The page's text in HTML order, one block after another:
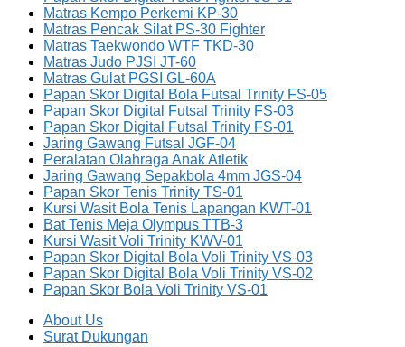
Matras Kempo Perkemi KP-30
Matras Pencak Silat PS-30 Fighter
Matras Taekwondo WTF TKD-30
Matras Judo PJSI JT-60
Matras Gulat PGSI GL-60A
Papan Skor Digital Bola Futsal Trinity FS-05
Papan Skor Digital Futsal Trinity FS-03
Papan Skor Digital Futsal Trinity FS-01
Jaring Gawang Futsal JGF-04
Peralatan Olahraga Anak Atletik
Jaring Gawang Sepakbola 4mm JGS-04
Papan Skor Tenis Trinity TS-01
Kursi Wasit Bola Tenis Lapangan KWT-01
Bat Tenis Meja Olympus TTB-3
Kursi Wasit Voli Trinity KWV-01
Papan Skor Digital Bola Voli Trinity VS-03
Papan Skor Digital Bola Voli Trinity VS-02
Papan Skor Bola Voli Trinity VS-01
About Us
Surat Dukungan